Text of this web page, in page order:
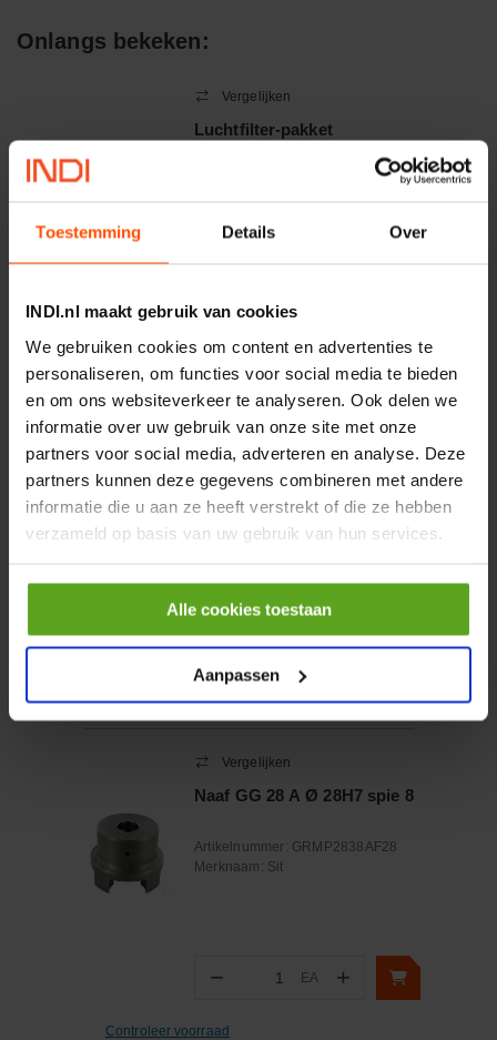
Toestemming Details Over
INDI.nl maakt gebruik van cookies
We gebruiken cookies om content en advertenties te
personaliseren, om functies voor social media te bieden
en om ons websiteverkeer te analyseren. Ook delen we
informatie over uw gebruik van onze site met onze
partners voor social media, adverteren en analyse. Deze
partners kunnen deze gegevens combineren met andere
informatie die u aan ze heeft verstrekt of die ze hebben
verzameld op basis van uw gebruik van hun services.
Alle cookies toestaan
Aanpassen
Onlangs bekeken:
Vergelijken
Luchtfilter-pakket
Merknaam:Donaldson
− Aantal
Controleer voorraad
Vergelijken
Contacttip M8 Ø 1.0mm
30mm lang koper
Artikelnummer:WP101262
Merknaam:TBi
− Aantal
EA +
Controleer voorraad
Vergelijken
Naaf GG 28 A Ø 28H7 spie 8
Artikelnummer: GRMP2838AF28
Merknaam: Sit
− Aantal
EA +
Controleer voorraad